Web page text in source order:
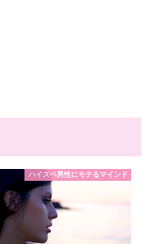
ハイスペ男性にモテるマインド